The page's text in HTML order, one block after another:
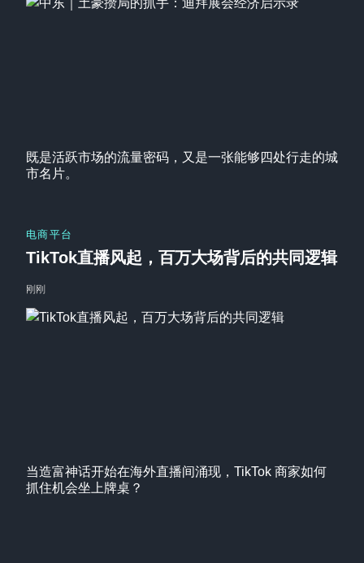
既是活跃市场的流量密码，又是一张能够四处行走的城
市名片。
当造富神话开始在海外直播间涌现，TikTok 商家如何
抓住机会坐上牌桌？
电商平台
TikTok直播风起，百万大场背后的共同逻辑
刚刚